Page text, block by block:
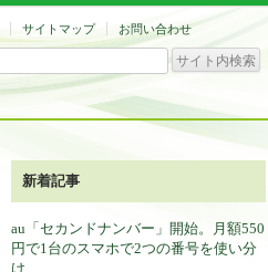
サイトマップ お問い合わせ
新着記事
au「セカンドナンバー」開始。月額550
円で1台のスマホで2つの番号を使い分
け